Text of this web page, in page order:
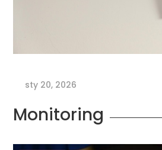
sty 20, 2026
Monitoring